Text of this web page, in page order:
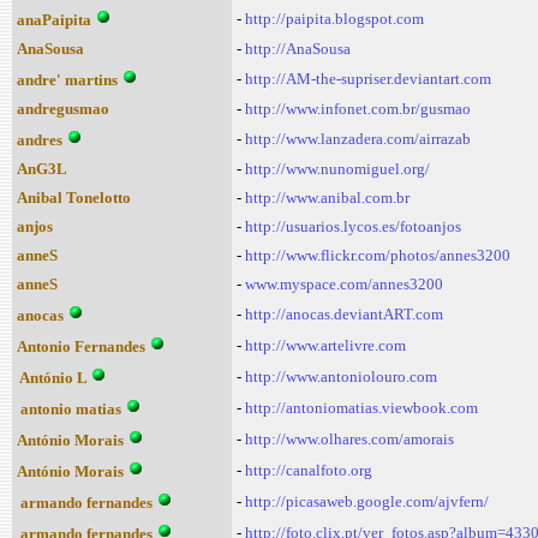
anaPaipita - http://paipita.blogspot.com
AnaSousa
- http://AnaSousa
andre' martins
- http://AM-the-supriser.deviantart.com
andregusmao
- http://www.infonet.com.br/gusmao
andres
- http://www.lanzadera.com/airrazab
AnG3L
- http://www.nunomiguel.org/
Anibal Tonelotto
- http://www.anibal.com.br
anjos
- http://usuarios.lycos.es/fotoanjos
anneS
- http://www.flickr.com/photos/annes3200
anneS
- www.myspace.com/annes3200
anocas
- http://anocas.deviantART.com
Antonio Fernandes
- http://www.artelivre.com
António L
- http://www.antoniolouro.com
antonio matias
- http://antoniomatias.viewbook.com
António Morais
- http://www.olhares.com/amorais
António Morais
- http://canalfoto.org
armando fernandes
- http://picasaweb.google.com/ajvfern/
armando fernandes
- http://foto.clix.pt/